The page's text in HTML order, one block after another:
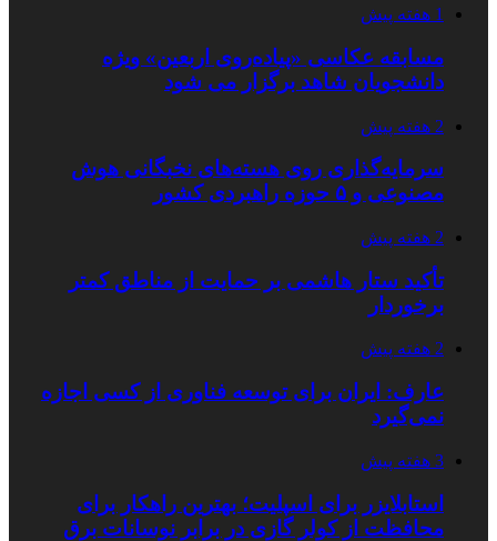
1 هفته پیش
مسابقه عکاسی «پیاده‌روی اربعین» ویژه
دانشجویان شاهد برگزار می شود
2 هفته پیش
سرمایه‌گذاری روی هسته‌های نخبگانی هوش
مصنوعی و ۵ حوزه راهبردی کشور
2 هفته پیش
تأکید ستار هاشمی بر حمایت از مناطق کمتر
برخوردار
2 هفته پیش
عارف: ایران برای توسعه فناوری از کسی اجازه
نمی‌گیرد
3 هفته پیش
استابلایزر برای اسپلیت؛ بهترین راهکار برای
محافظت از کولر گازی در برابر نوسانات برق